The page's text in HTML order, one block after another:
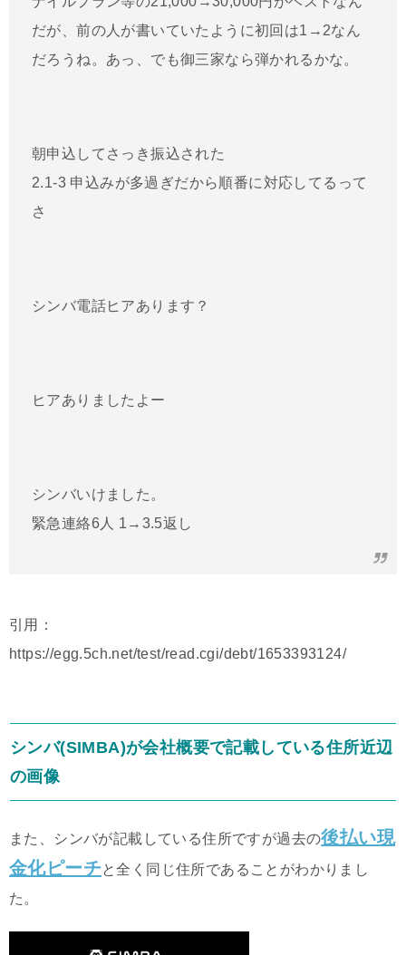
だが、前の人が書いていたように初回は1→2なん
だろうね。あっ、でも御三家なら弾かれるかな。
朝申込してさっき振込された
2.1-3 申込みが多過ぎだから順番に対応してるって
さ
シンバ電話ヒアあります？
ヒアありましたよー
シンバいけました。
緊急連絡6人 1→3.5返し
引用：
https://egg.5ch.net/test/read.cgi/debt/1653393124/
シンバ(SIMBA)が会社概要で記載している住所近辺
の画像
また、シンバが記載している住所ですが過去の後払い現
金化ピーチと全く同じ住所であることがわかりまし
た。